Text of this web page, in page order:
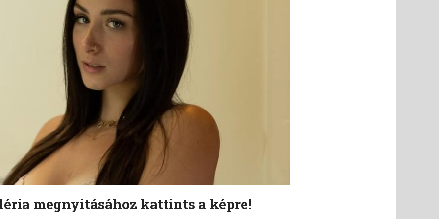
megnyitásához kattints a képre!